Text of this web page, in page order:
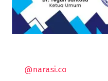
@narasi.co